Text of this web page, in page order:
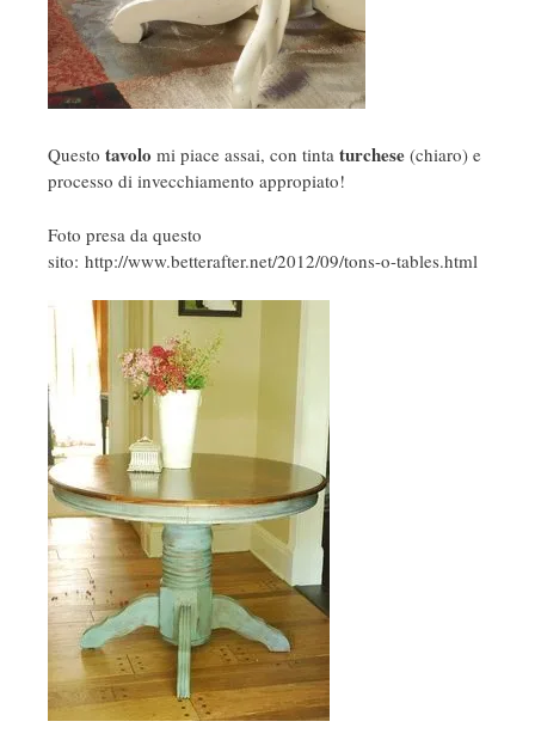
Questo tavolo mi piace assai, con tinta turchese (chiaro) e
processo di invecchiamento appropiato!
Foto presa da questo
sito: http://www.betterafter.net/2012/09/tons-o-tables.html